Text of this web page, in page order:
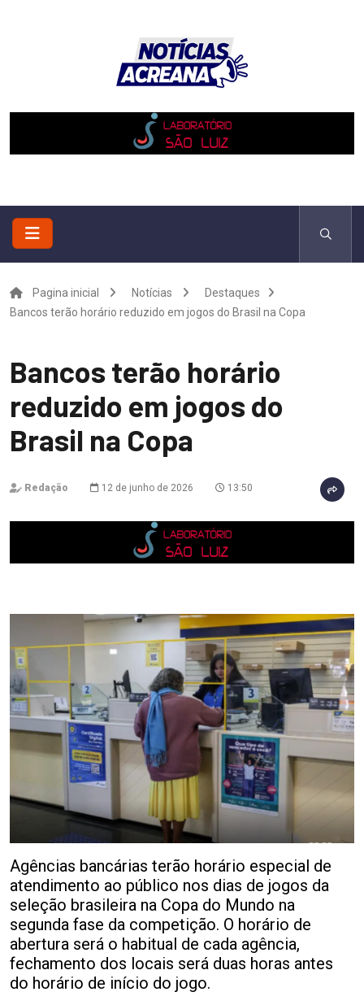
Pagina inicial Notícias
Destaques
Bancos terão horário reduzido em jogos do Brasil na Copa
Bancos terão horário
reduzido em jogos do
Brasil na Copa
Redação 12 de junho de 2026 13:50
Agências bancárias terão horário especial de
atendimento ao público nos dias de jogos da
seleção brasileira na Copa do Mundo na
segunda fase da competição. O horário de
abertura será o habitual de cada agência,
fechamento dos locais será duas horas antes
do horário de início do jogo.